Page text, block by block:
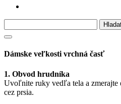
Dámske veľkosti vrchná časť
1. Obvod hrudníka
Uvoľnite ruky vedľa tela a zmerajte
cez prsia.